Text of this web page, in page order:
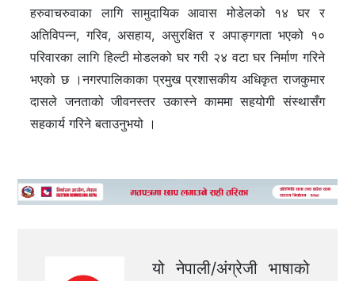
हरुवाचरुवाका लागि सामुदायिक आवास मोडेलको १४ घर र
अतिविपन्न, गरिव, असहाय, असुरक्षित र अपाङ्गगता भएको १०
परिवारका लागि हिल्टी मोडलको घर गरी २४ वटा घर निर्माण गरिने
भएको छ ।नगरपालिकाका प्रमुख प्रशासकीय अधिकृत राजकुमार
दासले जनताको जीवनस्तर उकास्ने काममा सहयोगी संस्थासँग
सहकार्य गरिने बताउनुभयो ।
यो नेपाली/अंग्रेजी भाषाको